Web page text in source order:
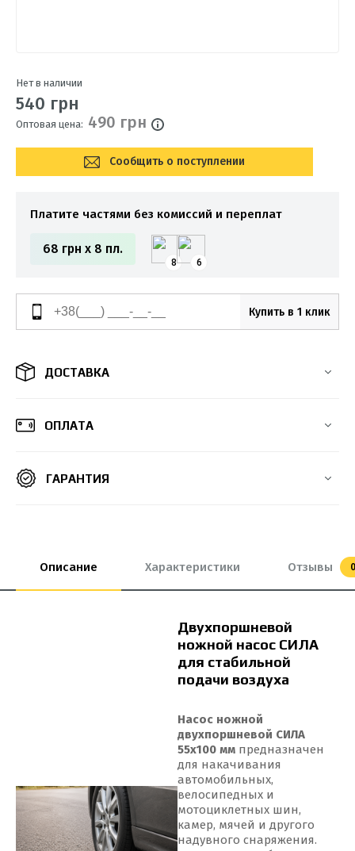
Нет в наличии
540 грн
Оптовая цена: 490 грн
Сообщить о поступлении
Платите частями без комиссий и переплат
68 грн x 8 пл.
8 6
Купить в 1 клик
ДОСТАВКА
ОПЛАТА
ГАРАНТИЯ
Описание Характеристики Отзывы 0
Двухпоршневой
ножной насос СИЛА
для стабильной
подачи воздуха
Насос ножной
двухпоршневой СИЛА
55х100 мм предназначен
для накачивания
автомобильных,
велосипедных и
мотоциклетных шин,
камер, мячей и другого
надувного снаряжения.